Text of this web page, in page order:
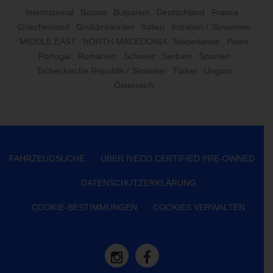
International Bosnia Bulgarien Deutschland
France
Griechenland
Großbritannien Italien
Kroatien / Slowenien
MIDDLE EAST
NORTH MACEDONIA Niederlande
Polen
Portugal
Rumänien Schweiz Serbien
Spanien
Tschechische Republik / Slowakei
Türkei
Ungarn
Österreich
FAHRZEUGSUCHE ÜBER IVECO CERTIFIED PRE-OWNED
DATENSCHUTZERKLÄRUNG
COOKIE-BESTIMMUNGEN COOKIES VERWALTEN